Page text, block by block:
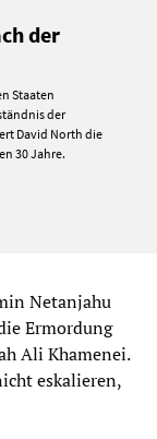
der
Staaten
der
David North die
30 Jahre.
Netanjahu
Ermordung
Ali Khamenei.
eskalieren,